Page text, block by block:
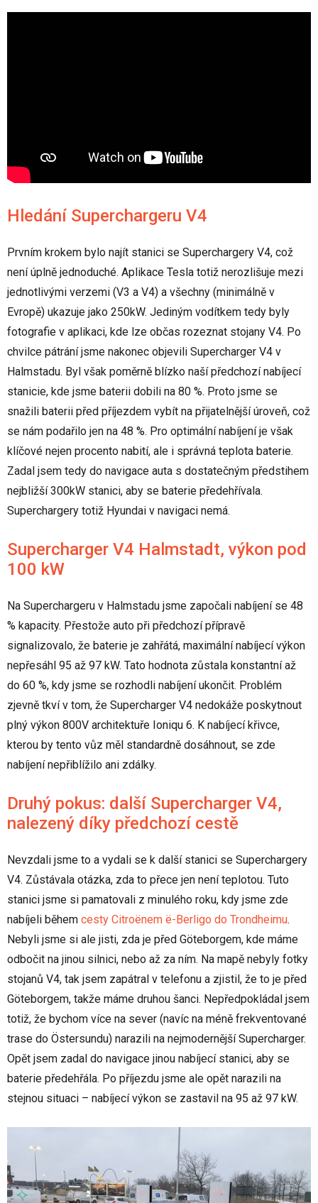
Hledání Superchargeru V4
Prvním krokem bylo najít stanici se Superchargery V4, což
není úplně jednoduché. Aplikace Tesla totiž nerozlišuje mezi
jednotlivými verzemi (V3 a V4) a všechny (minimálně v
Evropě) ukazuje jako 250kW. Jediným vodítkem tedy byly
fotografie v aplikaci, kde lze občas rozeznat stojany V4. Po
chvilce pátrání jsme nakonec objevili Supercharger V4 v
Halmstadu. Byl však poměrně blízko naší předchozí nabíjecí
stanicie, kde jsme baterii dobili na 80 %. Proto jsme se
snažili baterii před příjezdem vybít na přijatelnější úroveň, což
se nám podařilo jen na 48 %. Pro optimální nabíjení je však
klíčové nejen procento nabití, ale i správná teplota baterie.
Zadal jsem tedy do navigace auta s dostatečným předstihem
nejbližší 300kW stanici, aby se baterie předehřívala.
Superchargery totiž Hyundai v navigaci nemá.
Supercharger V4 Halmstadt, výkon pod
100 kW
Na Superchargeru v Halmstadu jsme započali nabíjení se 48
% kapacity. Přestože auto při předchozí přípravě
signalizovalo, že baterie je zahřátá, maximální nabíjecí výkon
nepřesáhl 95 až 97 kW. Tato hodnota zůstala konstantní až
do 60 %, kdy jsme se rozhodli nabíjení ukončit. Problém
zjevně tkví v tom, že Supercharger V4 nedokáže poskytnout
plný výkon 800V architektuře Ioniqu 6. K nabíjecí křivce,
kterou by tento vůz měl standardně dosáhnout, se zde
nabíjení nepřiblížilo ani zdálky.
Druhý pokus: další Supercharger V4,
nalezený díky předchozí cestě
Nevzdali jsme to a vydali se k další stanici se Superchargery
V4. Zůstávala otázka, zda to přece jen není teplotou. Tuto
stanici jsme si pamatovali z minulého roku, kdy jsme zde
nabíjeli během cesty Citroënem ë-Berligo do Trondheimu.
Nebyli jsme si ale jisti, zda je před Göteborgem, kde máme
odbočit na jinou silnici, nebo až za ním. Na mapě nebyly fotky
stojanů V4, tak jsem zapátral v telefonu a zjistil, že to je před
Göteborgem, takže máme druhou šanci. Nepředpokládal jsem
totiž, že bychom více na sever (navíc na méně frekventované
trase do Östersundu) narazili na nejmodernější Supercharger.
Opět jsem zadal do navigace jinou nabíjecí stanici, aby se
baterie předehřála. Po příjezdu jsme ale opět narazili na
stejnou situaci – nabíjecí výkon se zastavil na 95 až 97 kW.